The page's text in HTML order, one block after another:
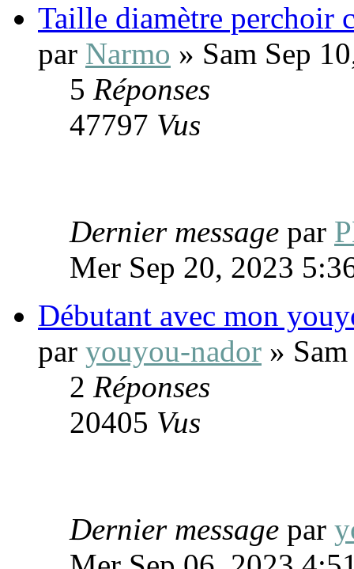
Taille diamètre perchoir
par Narmo » Sam Sep
5 Réponses
47797 Vus
Dernier message par
Mer Sep 20, 2023
Débutant avec mon
par youyou-nador »
2 Réponses
20405 Vus
Dernier message par